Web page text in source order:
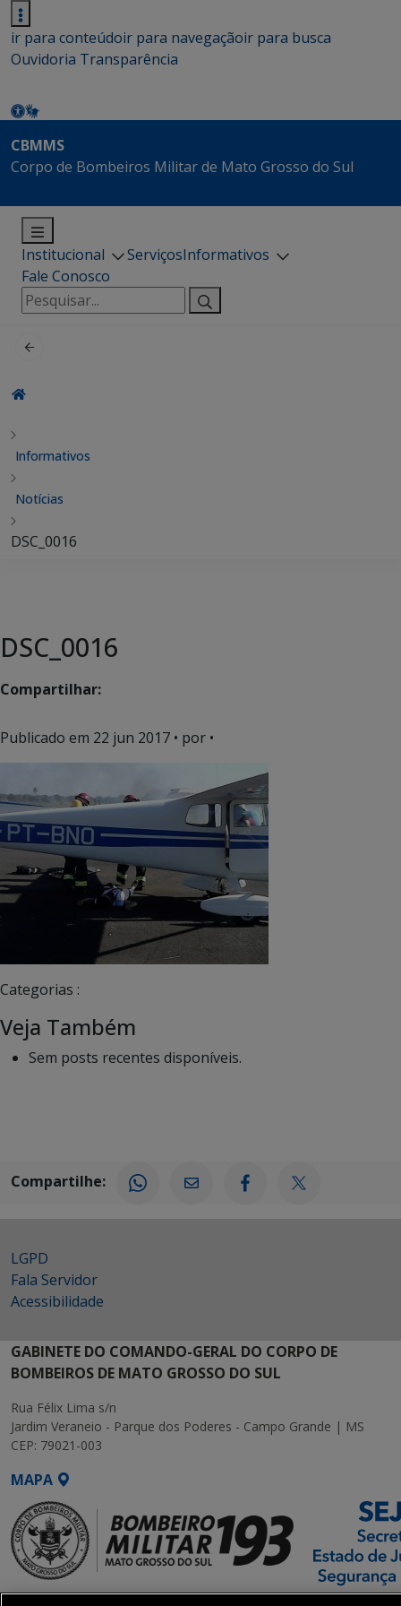
ir para conteúdoir para navegaçãoir para busca
Ouvidoria Transparência
CBMMS
Corpo de Bombeiros Militar de Mato Grosso do Sul
Institucional ServiçosInformativos
Fale Conosco
Pesquisar
por:
Informativos
Notícias
DSC_0016
DSC_0016
Compartilhar:
Publicado em 22 jun 2017 • por •
Categorias :
Veja Também
Sem posts recentes disponíveis.
Compartilhe:
LGPD
Fala Servidor
Acessibilidade
GABINETE DO COMANDO-GERAL DO CORPO DE
BOMBEIROS DE MATO GROSSO DO SUL
Rua Félix Lima s/n
Jardim Veraneio - Parque dos Poderes - Campo Grande | MS
CEP: 79021-003
MAPA